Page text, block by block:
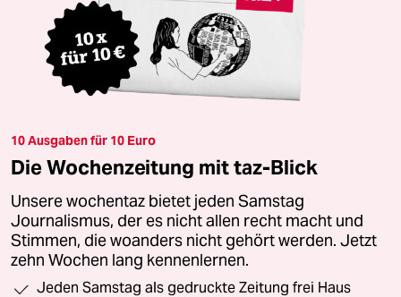
10 Ausgaben für 10 Euro
Die Wochenzeitung mit taz-Blick
Unsere wochentaz bietet jeden Samstag
Journalismus, der es nicht allen recht macht und
Stimmen, die woanders nicht gehört werden. Jetzt
zehn Wochen lang kennenlernen.
Jeden Samstag als gedruckte Zeitung frei Haus